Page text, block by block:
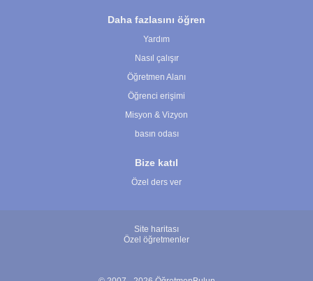
Daha fazlasını öğren
Yardım
Nasıl çalışır
Öğretmen Alanı
Öğrenci erişimi
Misyon & Vizyon
basın odası
Bize katıl
Özel ders ver
Site haritası
Özel öğretmenler